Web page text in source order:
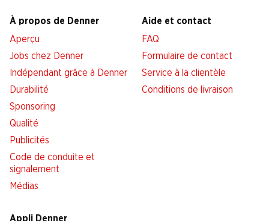
À propos de Denner
Aperçu
Jobs chez Denner
Indépendant grâce à Denner
Durabilité
Sponsoring
Qualité
Publicités
Code de conduite et
signalement
Médias
Aide et contact
FAQ
Formulaire de contact
Service à la clientèle
Conditions de livraison
Appli Denner